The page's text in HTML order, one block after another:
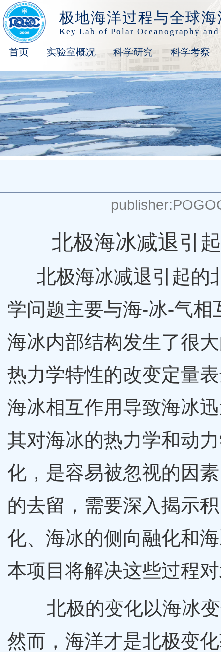
极地海洋过程与全球
Key Lab of Polar Oceanography
首页 实验室概况 科学研究 科学考察
北极海冰减退引
北极海冰减退引起的
学问题主要与海-冰-气
海冰内部结构发生了很
热力学特性的改变定量
海冰相互作用导致海冰
其对海冰的热力学和动
化，是容易被忽视的因
的去留，需要深入揭示
化、海冰的侧向融化和
本项目将解决这些过程
北极的变化以海冰变
然而，海洋才是北极变